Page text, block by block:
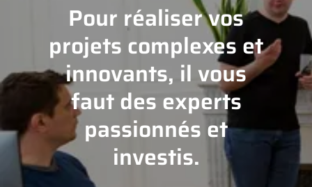
Pour réaliser vos
projets complexes et
innovants, il vous
faut des experts
passionnés et
investis.